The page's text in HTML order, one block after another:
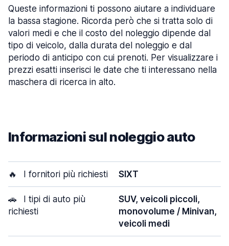
Queste informazioni ti possono aiutare a individuare
la bassa stagione. Ricorda però che si tratta solo di
valori medi e che il costo del noleggio dipende dal
tipo di veicolo, dalla durata del noleggio e dal
periodo di anticipo con cui prenoti. Per visualizzare i
prezzi esatti inserisci le date che ti interessano nella
maschera di ricerca in alto.
Informazioni sul noleggio auto
🔥 I fornitori più richiesti SIXT
🚗
I tipi di auto più
richiesti
SUV, veicoli piccoli,
monovolume / Minivan,
veicoli medi